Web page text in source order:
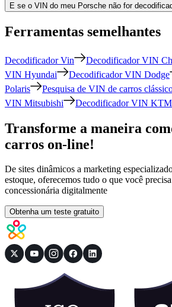
E se o VIN do meu Porsche não for
Ferramentas semelhantes
Decodificador Vin Decodificador VIN
VIN Hyundai
Decodificador VIN Dodge
Polaris
Pesquisa de VIN de carros
VIN Mitsubishi
Decodificador VIN KTM
Transforme a maneira
carros on-line!
De sites dinâmicos a marketing
estoque, oferecemos tudo o que você
concessionária digitalmente
Obtenha um teste gratuito